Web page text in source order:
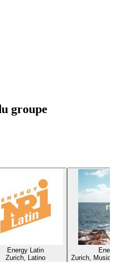
groupe
Energy Latin
Zurich, Latino
Zurich,